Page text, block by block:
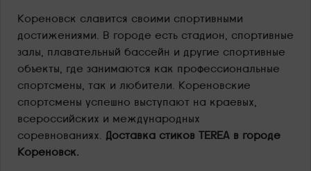
Кореновск славится своими спортивными
достижениями. В городе есть стадион, спортивные
залы, плавательный бассейн и другие спортивные
объекты, где занимаются как профессиональные
спортсмены, так и любители. Кореновские
спортсмены успешно выступают на краевых,
всероссийских и международных
соревнованиях. Доставка стиков TEREA в городе
Кореновск.